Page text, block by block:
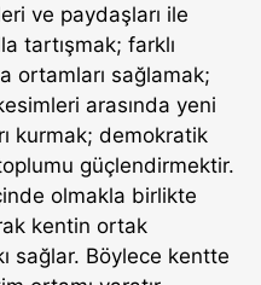
ve paydaşları ile
tartışmak; farklı
ortamları sağlamak;
arasında yeni
kurmak; demokratik
güçlendirmektir.
olmakla birlikte
kentin ortak
sağlar. Böylece kentte